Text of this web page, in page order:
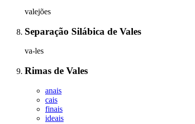
valejões
Separação Silábica de Vales
va-les
Rimas de Vales
anais
cais
finais
ideais